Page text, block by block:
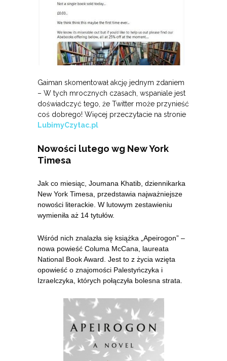
Gaiman skomentował akcję jednym zdaniem
– W tych mrocznych czasach, wspaniale jest
doświadczyć tego, że Twitter może przynieść
coś dobrego! Więcej przeczytacie na stronie
LubimyCzytac.pl
Nowości lutego wg New York
Timesa
Jak co miesiąc, Joumana Khatib, dziennikarka
New York Timesa, przedstawia najważniejsze
nowości literackie. W lutowym zestawieniu
wymieniła aż 14 tytułów.
Wśród nich znalazła się książka „Apeirogon” –
nowa powieść Columa McCana, laureata
National Book Award. Jest to z życia wzięta
opowieść o znajomości Palestyńczyka i
Izraelczyka, których połączyła bolesna strata.